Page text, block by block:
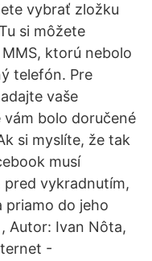
vybrať zložku
si môžete
ktorú nebolo
telefón. Pre
vaše
bolo doručené
si myslíte, že tak
musí
vykradnutím,
priamo do jeho
Autor: Ivan Nôta,
-